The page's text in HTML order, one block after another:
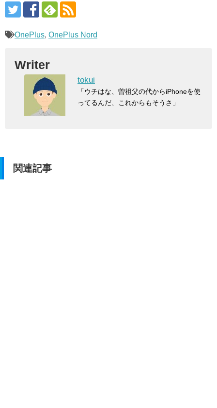
OnePlus, OnePlus Nord
Writer
tokui
「ウチはな、曽祖父の代からiPhoneを使
ってるんだ、これからもそうさ」
関連記事